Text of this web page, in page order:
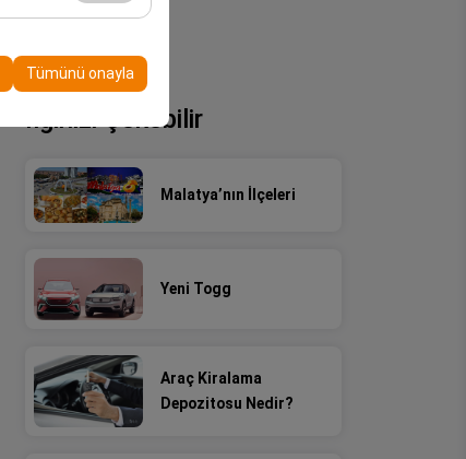
Tümünü onayla
İlginizi Çekebilir
Malatya’nın İlçeleri
Yeni Togg
Araç Kiralama
Depozitosu Nedir?